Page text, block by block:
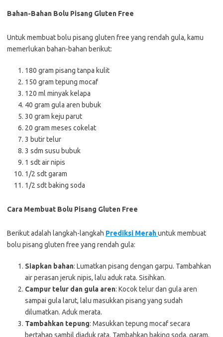
Bahan-Bahan Bolu Pisang Gluten Free
Untuk membuat bolu pisang gluten free yang rendah gula, kamu
memerlukan bahan-bahan berikut:
180 gram pisang tanpa kulit
150 gram tepung mocaf
120 ml minyak kelapa
40 gram gula aren bubuk
30 gram keju parut
20 gram meses cokelat
3 butir telur
3 sdm susu bubuk
1 sdt air nipis
1/2 sdt garam
1/2 sdt baking soda
Cara Membuat Bolu Pisang Gluten Free
Berikut adalah langkah-langkah Prediksi Merahuntuk membuat
bolu pisang gluten free yang rendah gula:
Siapkan bahan: Lumatkan pisang dengan garpu. Tambahkan
air perasan jeruk nipis, lalu aduk rata. Sisihkan.
Campur telur dan gula aren: Kocok telur dan gula aren
sampai gula larut, lalu masukkan pisang yang sudah
dilumatkan. Aduk merata.
Tambahkan tepung: Masukkan tepung mocaf secara
bertahap sambil diaduk rata. Tambahkan baking soda, garam,